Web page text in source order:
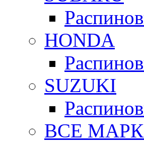
HONDA
SUZUKI
ВСЕ